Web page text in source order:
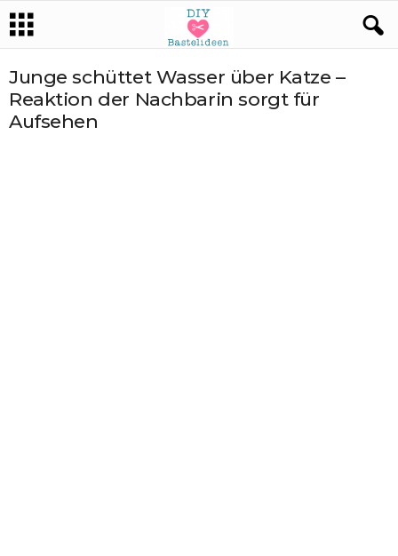
Junge schüttet Wasser über Katze –
Reaktion der Nachbarin sorgt für
Aufsehen